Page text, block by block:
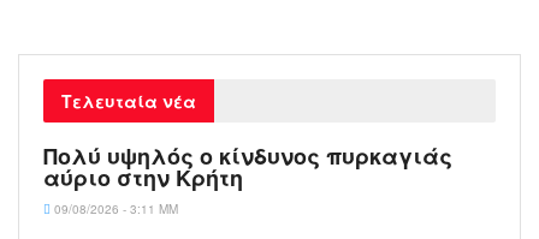
Τελευταία νέα
Πολύ υψηλός ο κίνδυνος πυρκαγιάς
αύριο στην Κρήτη
09/08/2026 - 3:11 ΜΜ